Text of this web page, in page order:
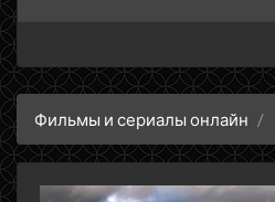
Фильмы и сериалы онлайн